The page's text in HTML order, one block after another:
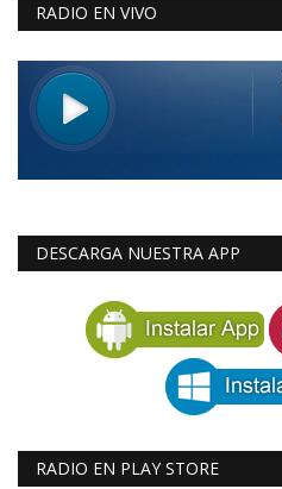
RADIO EN VIVO
DESCARGA NUESTRA APP
RADIO EN PLAY STORE